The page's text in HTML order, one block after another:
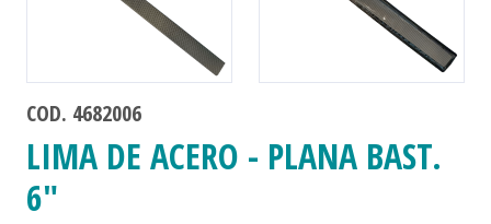
COD. 4682006
LIMA DE ACERO - PLANA BAST.
6"